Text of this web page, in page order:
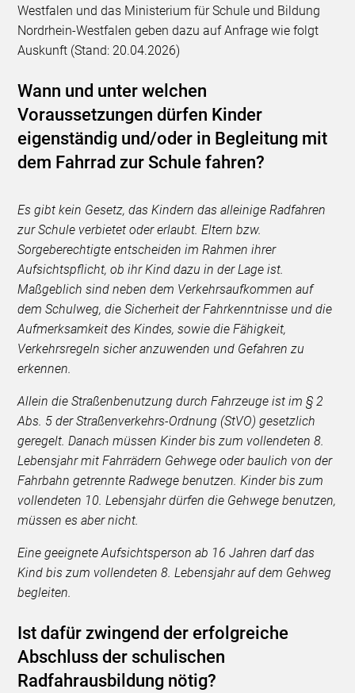
Westfalen und das Ministerium für Schule und Bildung
Nordrhein-Westfalen geben dazu auf Anfrage wie folgt
Auskunft (Stand: 20.04.2026)
Wann und unter welchen
Voraussetzungen dürfen Kinder
eigenständig und/oder in Begleitung mit
dem Fahrrad zur Schule fahren?
Es gibt kein Gesetz, das Kindern das alleinige Radfahren
zur Schule verbietet oder erlaubt. Eltern bzw.
Sorgeberechtigte entscheiden im Rahmen ihrer
Aufsichtspflicht, ob ihr Kind dazu in der Lage ist.
Maßgeblich sind neben dem Verkehrsaufkommen auf
dem Schulweg, die Sicherheit der Fahrkenntnisse und die
Aufmerksamkeit des Kindes, sowie die Fähigkeit,
Verkehrsregeln sicher anzuwenden und Gefahren zu
erkennen.
Allein die Straßenbenutzung durch Fahrzeuge ist im § 2
Abs. 5 der Straßenverkehrs-Ordnung (StVO) gesetzlich
geregelt. Danach müssen Kinder bis zum vollendeten 8.
Lebensjahr mit Fahrrädern Gehwege oder baulich von der
Fahrbahn getrennte Radwege benutzen. Kinder bis zum
vollendeten 10. Lebensjahr dürfen die Gehwege benutzen,
müssen es aber nicht.
Eine geeignete Aufsichtsperson ab 16 Jahren darf das
Kind bis zum vollendeten 8. Lebensjahr auf dem Gehweg
begleiten.
Ist dafür zwingend der erfolgreiche
Abschluss der schulischen
Radfahrausbildung nötig?